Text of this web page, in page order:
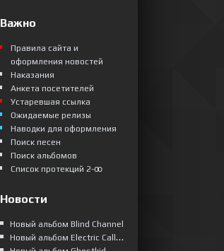
Важно
Правила сайта и
оформления новостей
Наказания
Анкета посетителей
Устаревшая ссылка
Ожидаемые релизы
Наводки для оформления
Поиск песен
Поиск альбомов
Список протекций 2-ꝏ
Новости
Новый альбом Blind Channel
Новый альбом Electric Callboy